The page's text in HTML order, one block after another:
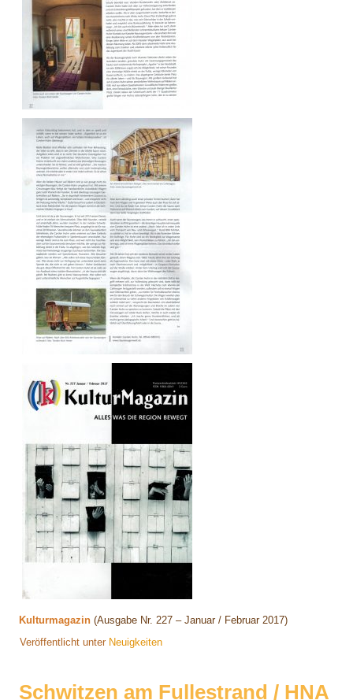
Kulturmagazin (Ausgabe Nr. 227 – Januar / Februar 2017)
Veröffentlicht unter Neuigkeiten
Schwitzen am Fullestrand / HNA